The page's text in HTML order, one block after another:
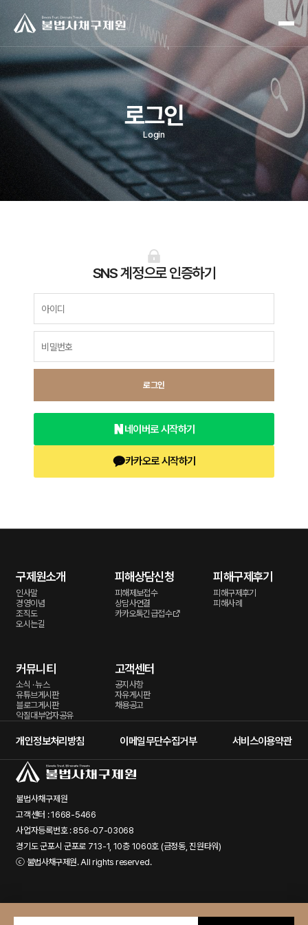
로그인
Login
SNS 계정으로 인증하기
로그인
네이버로 시작하기
카카오로 시작하기
구제원소개
인사말
경영이념
조직도
오시는길
피해상담신청
피해제보접수
상담사연결
카카오톡긴급접수
피해구제후기
피해구제후기
피해사례
커뮤니티
소식 · 뉴스
유튜브게시판
블로그게시판
악질대부업자공유
고객센터
공지사항
자유게시판
채용공고
개인정보처리방침 이메일무단수집거부 서비스이용약관
불법사채구제원
고객센터 : 1668-5466
사업자등록번호 : 856-07-03068
경기도 군포시 군포로 713-1, 10층 1060호 (금정동, 진원타워)
ⓒ 불법사채구제원. All rights reserved.